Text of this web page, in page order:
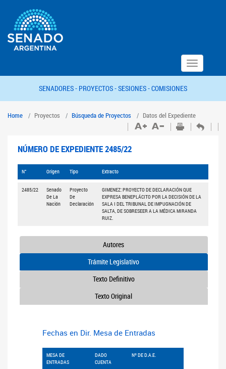
Toggle
navigation
SENADORES - PROYECTOS -SESIONES -COMISIONES
Home Proyectos Búsqueda de Proyectos Datos del Expediente
NÚMERO DE EXPEDIENTE 2485/22
N° Origen Tipo Extracto
2485/22
Senado
De La
Nación
Proyecto
De
Declaración
GIMENEZ: PROYECTO DE DECLARACIÓN QUE
EXPRESA BENEPLÁCITO POR LA DECISIÓN DE LA
SALA I DEL TRIBUNAL DE IMPUGNACIÓN DE
SALTA, DE SOBRESEER A LA MÉDICA MIRANDA
RUIZ.
Autores
Trámite Legislativo
Texto Definitivo
Texto Original
Fechas en Dir. Mesa de Entradas
MESA DE
ENTRADAS
DADO
CUENTA
Nº DE D.A.E.